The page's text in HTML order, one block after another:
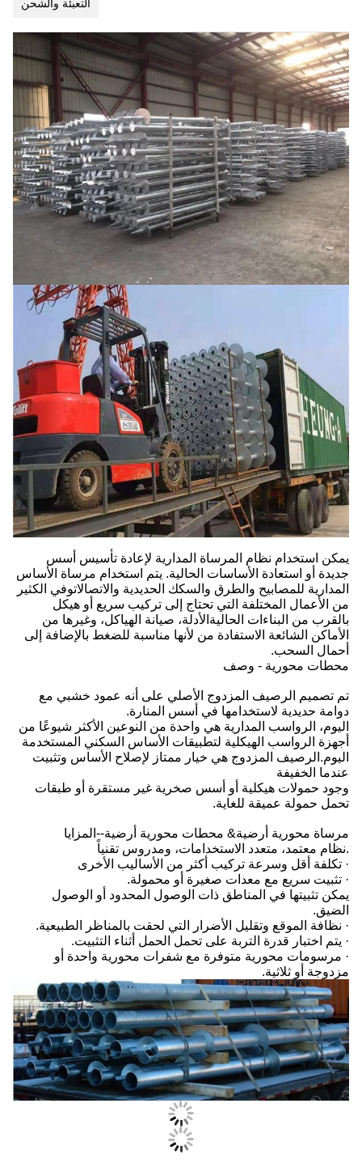
التعبئة والشحن
يمكن استخدام نظام المرساة المدارية لإعادة تأسيس أسس
جديدة أو استعادة الأساسات الحالية. يتم استخدام مرساة الأساس
المدارية للمصابيح والطرق والسكك الحديدية والاتصالاتوفي الكثير
من الأعمال المختلفة التي تحتاج إلى تركيب سريع أو هيكل
بالقرب من البناءات الحاليةالأدلة، صيانة الهياكل، وغيرها من
الأماكن الشائعة الاستفادة من لأنها مناسبة للضغط بالإضافة إلى
أحمال السحب.
محطات محورية - وصف
تم تصميم الرصيف المزدوج الأصلي على أنه عمود خشبي مع
دوامة حديدية لاستخدامها في أسس المنارة.
اليوم، الرواسب المدارية هي واحدة من النوعين الأكثر شيوعًا من
أجهزة الرواسب الهيكلية لتطبيقات الأساس السكني المستخدمة
اليوم.الرصيف المزدوج هي خيار ممتاز لإصلاح الأساس وتثبيت
عندما الخفيفة
وجود حمولات هيكلية أو أسس صخرية غير مستقرة أو طبقات
تحمل حمولة عميقة للغاية.
مرساة محورية أرضية& محطات محورية أرضية--المزايا
.نظام معتمد، متعدد الاستخدامات، ومدروس تقنياً
· تكلفة أقل وسرعة تركيب أكثر من الأساليب الأخرى
· تثبيت سريع مع معدات صغيرة أو محمولة.
يمكن تثبيتها في المناطق ذات الوصول المحدود أو الوصول
الضيق.
· نظافة الموقع وتقليل الأضرار التي لحقت بالمناظر الطبيعية.
· يتم اختبار قدرة التربة على تحمل الحمل أثناء التثبيت.
· مرسومات محورية متوفرة مع شفرات محورية واحدة أو
مزدوجة أو ثلاثية.